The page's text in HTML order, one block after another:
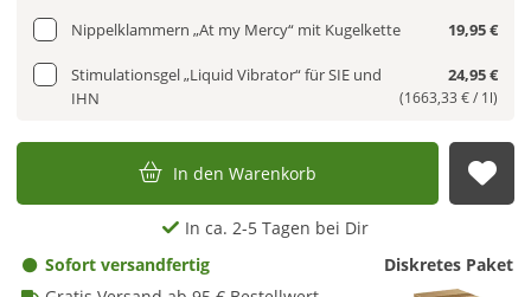
Nippelklammern „At my Mercy“ mit Kugelkette 19,95 €
Stimulationsgel „Liquid Vibrator“ für SIE und
IHN
24,95 €
(1663,33 € / 1l)
In den Warenkorb
In ca. 2-5 Tagen bei Dir
Sofort versandfertig
Diskretes Paket